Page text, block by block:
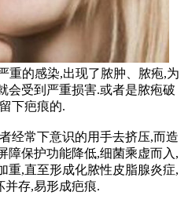
重的感染,出现了脓肿、脓疱,为
会受到严重损害.或者是脓疱破
下疤痕的.
经常下意识的用手去挤压,而造
障保护功能降低,细菌乘虚而入,
重,直至形成化脓性皮脂腺炎症,
并存,易形成疤痕.